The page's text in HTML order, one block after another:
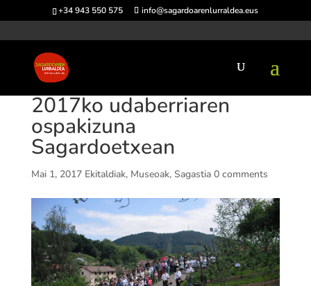
+34 943 550 575 info@sagardoarenlurraldea.eus
2017ko udaberriaren
ospakizuna
Sagardoetxean
Mai 1, 2017 Ekitaldiak, Museoak, Sagastia 0 comments